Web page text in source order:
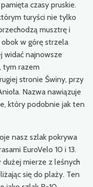
czasy pruskie.
turyści nie tylko
musztrę i
obok w górę strzela
widać najnowsze
tym razem
stronie Świny, przy
Nazwa nawiązuje
który podobnie jak ten
nasz szlak pokrywa
EuroVelo 10 i 13.
dużej mierze z leśnych
się do plaży. Ten